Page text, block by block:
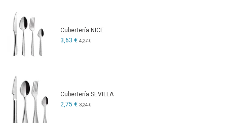
Cubertería NICE
3,63 € 4,27 €
Cubertería SEVILLA
2,75 € 3,24 €